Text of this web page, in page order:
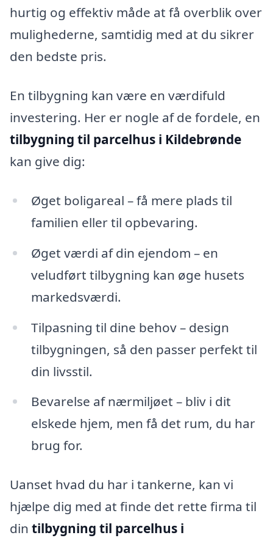
hurtig og effektiv måde at få overblik over
mulighederne, samtidig med at du sikrer
den bedste pris.
En tilbygning kan være en værdifuld
investering. Her er nogle af de fordele, en
tilbygning til parcelhus i Kildebrønde
kan give dig:
Øget boligareal – få mere plads til
familien eller til opbevaring.
Øget værdi af din ejendom – en
veludført tilbygning kan øge husets
markedsværdi.
Tilpasning til dine behov – design
tilbygningen, så den passer perfekt til
din livsstil.
Bevarelse af nærmiljøet – bliv i dit
elskede hjem, men få det rum, du har
brug for.
Uanset hvad du har i tankerne, kan vi
hjælpe dig med at finde det rette firma til
din tilbygning til parcelhus i